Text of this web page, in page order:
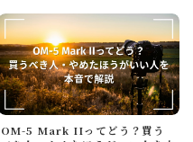
OM-5 Mark IIってどう？買う